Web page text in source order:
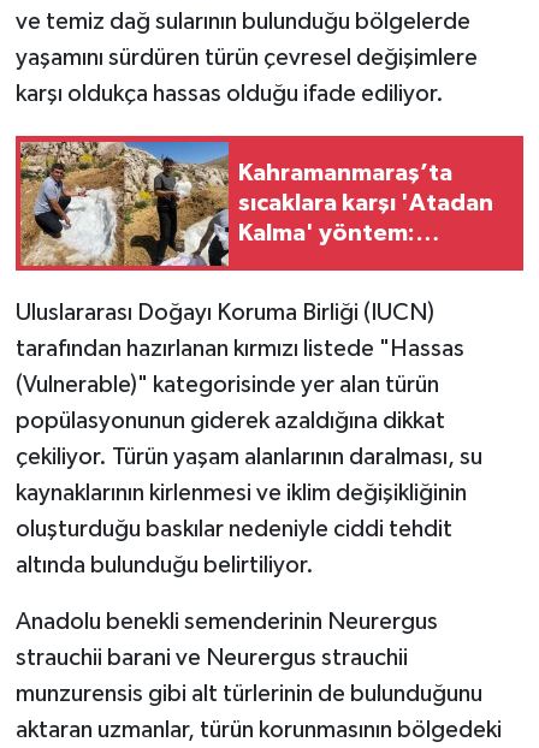
ve temiz dağ sularının bulunduğu bölgelerde
yaşamını sürdüren türün çevresel değişimlere
karşı oldukça hassas olduğu ifade ediliyor.
Kahramanmaraş’ta
sıcaklara karşı 'Atadan
Kalma' yöntem:
Uluslararası Doğayı Koruma Birliği (IUCN)
tarafından hazırlanan kırmızı listede "Hassas
(Vulnerable)" kategorisinde yer alan türün
popülasyonunun giderek azaldığına dikkat
çekiliyor. Türün yaşam alanlarının daralması, su
kaynaklarının kirlenmesi ve iklim değişikliğinin
oluşturduğu baskılar nedeniyle ciddi tehdit
altında bulunduğu belirtiliyor.
Anadolu benekli semenderinin Neurergus
strauchii barani ve Neurergus strauchii
munzurensis gibi alt türlerinin de bulunduğunu
aktaran uzmanlar, türün korunmasının bölgedeki